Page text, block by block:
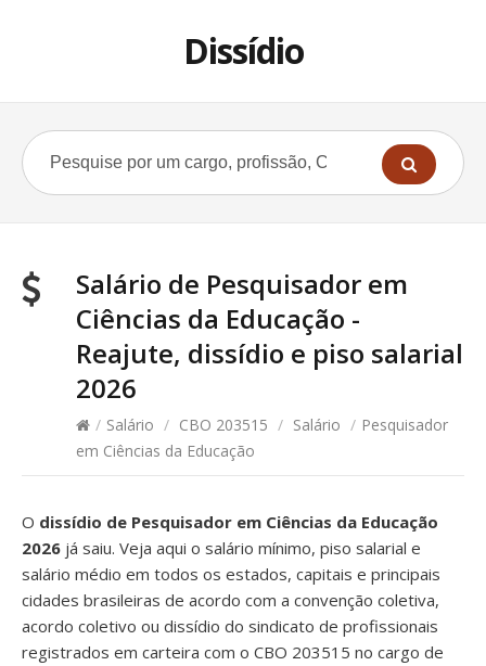
Dissídio
Salário de Pesquisador em
Ciências da Educação -
Reajute, dissídio e piso salarial
2026
/ Salário / CBO 203515 / Salário / Pesquisador
em Ciências da Educação
O dissídio de Pesquisador em Ciências da Educação
2026 já saiu. Veja aqui o salário mínimo, piso salarial e
salário médio em todos os estados, capitais e principais
cidades brasileiras de acordo com a convenção coletiva,
acordo coletivo ou dissídio do sindicato de profissionais
registrados em carteira com o CBO 203515 no cargo de